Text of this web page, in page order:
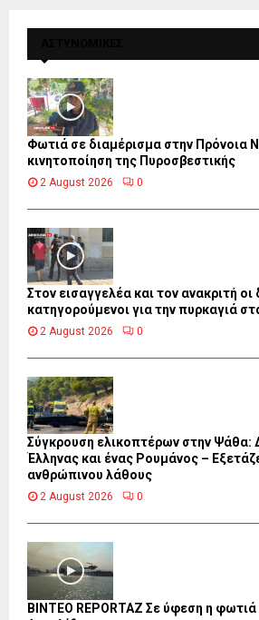
Φωτιά σε διαμέρισμα στην Πρόνοια
κινητοποίηση της Πυροσβεστικής
2 August 2026 0
Στον εισαγγελέα και τον ανακριτή οι
κατηγορούμενοι για την πυρκαγιά
2 August 2026 0
Σύγκρουση ελικοπτέρων στην Ψάθα:
Έλληνας και ένας Ρουμάνος –
ανθρώπινου λάθους
2 August 2026 0
BINTEO REPORTAZ Σε ύφεση η